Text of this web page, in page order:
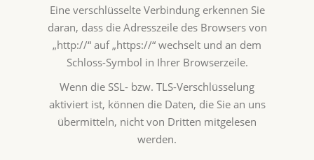
Eine verschlüsselte Verbindung erkennen Sie
daran, dass die Adresszeile des Browsers von
„http://“ auf „https://“ wechselt und an dem
Schloss-Symbol in Ihrer Browserzeile.
Wenn die SSL- bzw. TLS-Verschlüsselung
aktiviert ist, können die Daten, die Sie an uns
übermitteln, nicht von Dritten mitgelesen
werden.